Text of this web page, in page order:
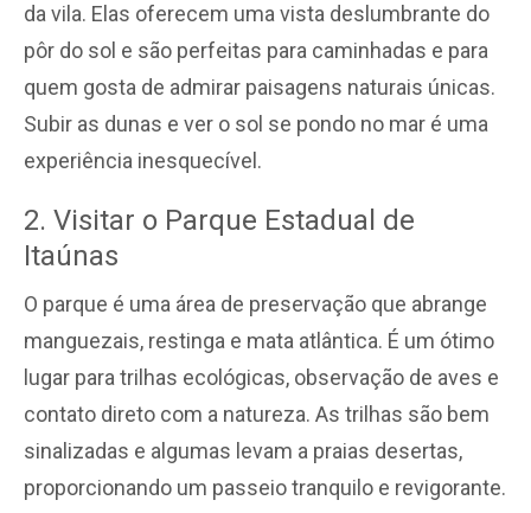
da vila. Elas oferecem uma vista deslumbrante do
pôr do sol e são perfeitas para caminhadas e para
quem gosta de admirar paisagens naturais únicas.
Subir as dunas e ver o sol se pondo no mar é uma
experiência inesquecível.
2. Visitar o Parque Estadual de
Itaúnas
O parque é uma área de preservação que abrange
manguezais, restinga e mata atlântica. É um ótimo
lugar para trilhas ecológicas, observação de aves e
contato direto com a natureza. As trilhas são bem
sinalizadas e algumas levam a praias desertas,
proporcionando um passeio tranquilo e revigorante.